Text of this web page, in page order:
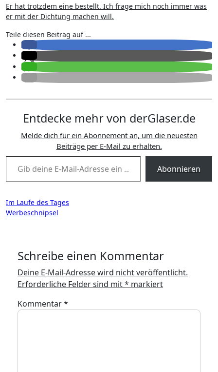
Er hat trotzdem eine bestellt. Ich frage mich noch immer was
er mit der Dichtung machen will.
Teile diesen Beitrag auf ...
Entdecke mehr von derGlaser.de
Melde dich für ein Abonnement an, um die neuesten
Beiträge per E-Mail zu erhalten.
Gib deine E-Mail-Adresse ein ...
Abonnieren
Beitragsnavigation
Im Laufe des Tages
Werbeschnipsel
Schreibe einen Kommentar
Deine E-Mail-Adresse wird nicht veröffentlicht.
Erforderliche Felder sind mit* markiert
Kommentar*